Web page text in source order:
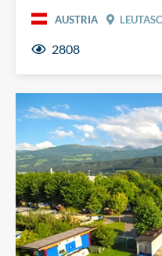
AUSTRIA
2808